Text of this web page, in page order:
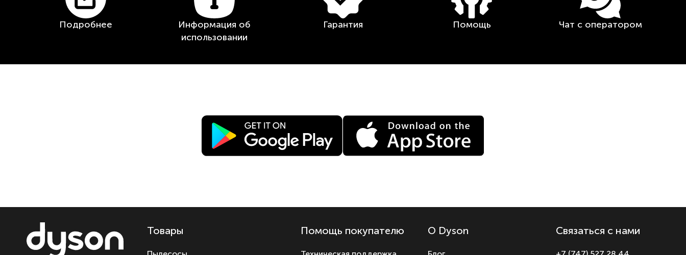
Подробнее
Информация об
использовании
Гарантия Помощь Чат с оператором
Товары Помощь покупателю О Dyson Связаться с нами